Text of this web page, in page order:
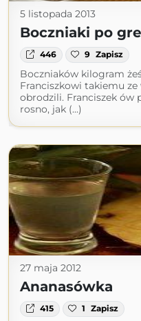
5 listopada 2013
Boczniaki po
446 9 Zapisz
Boczniaków kilogram
Franciszkowi takiemu
obrodzili. Franciszek ów
rosno, jak (...)
27 maja 2012
Ananasówka
415 1 Zapisz